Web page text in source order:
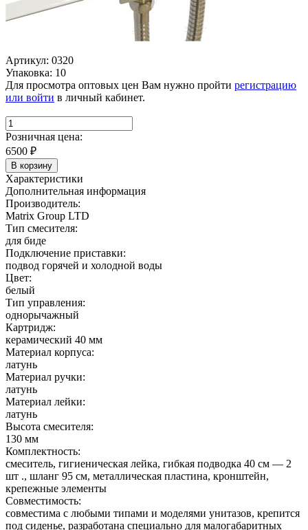
Артикул: 0320
Упаковка: 10
Для просмотра оптовых цен Вам нужно пройти регистрацию
или войти в личный кабинет.
Розничная цена:
6500 ₽
В корзину
Характеристики
Дополнительная информация
Производитель:
Matrix Group LTD
Тип смесителя:
для биде
Подключение приставки:
подвод горячей и холодной воды
Цвет:
белый
Тип управления:
однорычажный
Картридж:
керамический 40 мм
Материал корпуса:
латунь
Материал ручки:
латунь
Материал лейки:
латунь
Высота смесителя:
130 мм
Комплектность:
смеситель, гигиеническая лейка, гибкая подводка 40 см — 2
шт ., шланг 95 см, металлическая пластина, кронштейн,
крепежные элементы
Совместимость:
совместима с любыми типами и моделями унитазов, крепится
под сиденье, разработана специально для малогабаритных